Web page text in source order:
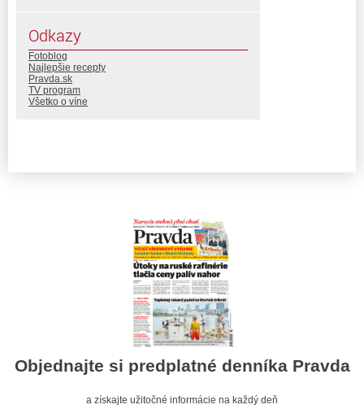
Odkazy
Fotoblog
Najlepšie recepty
Pravda.sk
TV program
Všetko o víne
Objednajte si predplatné denníka Pravda
a získajte užitočné informácie na každý deň